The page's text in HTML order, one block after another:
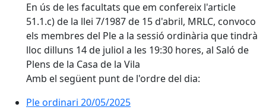
En ús de les facultats que em confereix l'article
51.1.c) de la llei 7/1987 de 15 d'abril, MRLC, convoco
els membres del Ple a la sessió ordinària que tindrà
lloc dilluns 14 de juliol a les 19:30 hores, al Saló de
Plens de la Casa de la Vila
Amb el següent punt de l'ordre del dia:
Ple ordinari 20/05/2025
Ple ordinari 20/05/2025